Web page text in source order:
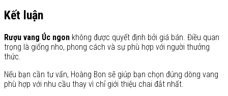
Kết luận
Rượu vang Úc ngon không được quyết định bởi giá bán. Điều quan
trọng là giống nho, phong cách và sự phù hợp với người thưởng
thức.
Nếu bạn cần tư vấn, Hoàng Bon sẽ giúp bạn chọn đúng dòng vang
phù hợp với nhu cầu thay vì chỉ giới thiệu chai đắt nhất.